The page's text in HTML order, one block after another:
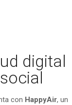
digital
con HappyAir, un